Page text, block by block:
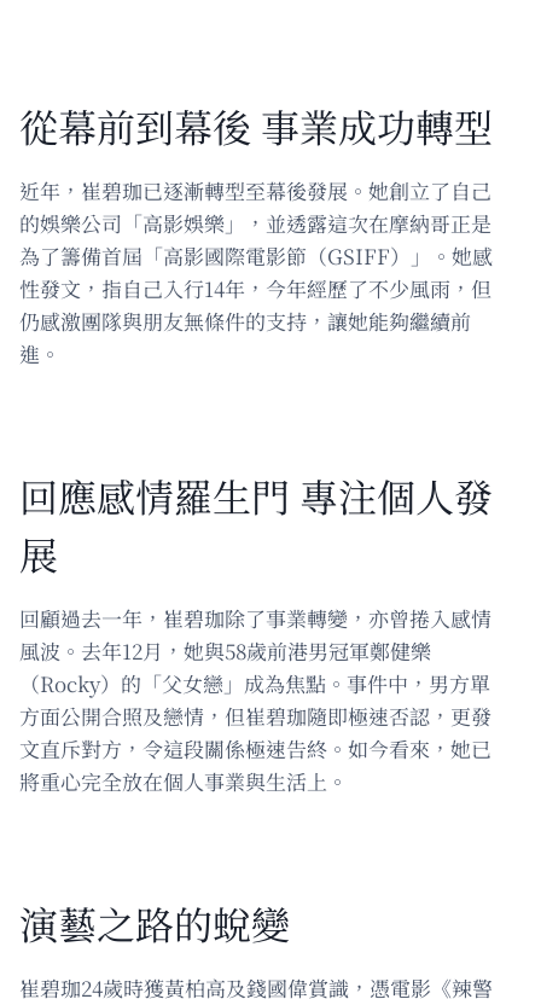
從幕前到幕後 事業成功轉型
近年，崔碧珈已逐漸轉型至幕後發展。她創立了自己
的娛樂公司「高影娛樂」，並透露這次在摩納哥正是
為了籌備首屆「高影國際電影節（GSIFF）」。她感
性發文，指自己入行14年，今年經歷了不少風雨，但
仍感激團隊與朋友無條件的支持，讓她能夠繼續前
進。
回應感情羅生門 專注個人發
展
回顧過去一年，崔碧珈除了事業轉變，亦曾捲入感情
風波。去年12月，她與58歲前港男冠軍鄭健樂
（Rocky）的「父女戀」成為焦點。事件中，男方單
方面公開合照及戀情，但崔碧珈隨即極速否認，更發
文直斥對方，令這段關係極速告終。如今看來，她已
將重心完全放在個人事業與生活上。
演藝之路的蛻變
崔碧珈24歲時獲黃柏高及錢國偉賞識，憑電影《辣警